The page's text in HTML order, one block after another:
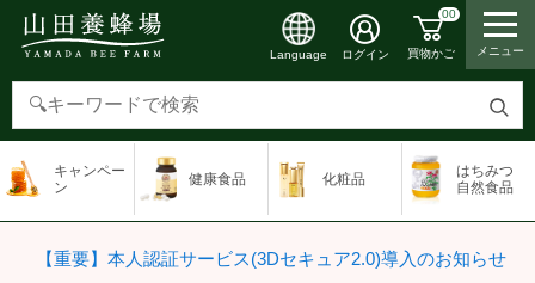
検
す
Language ログイン
00
買物かご メニュー
キャンペー
ン
健康食品 化粧品
はちみつ
自然食品
【重要】本人認証サービス(3Dセキュア2.0)導入のお知らせ